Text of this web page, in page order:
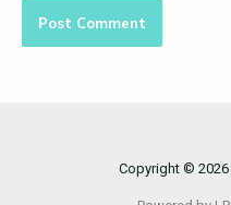
Copyright © 2026